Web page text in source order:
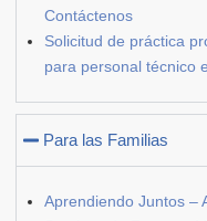
Contáctenos
Solicitud de práctica
para personal técnico
Para las Familias
Aprendiendo Juntos –